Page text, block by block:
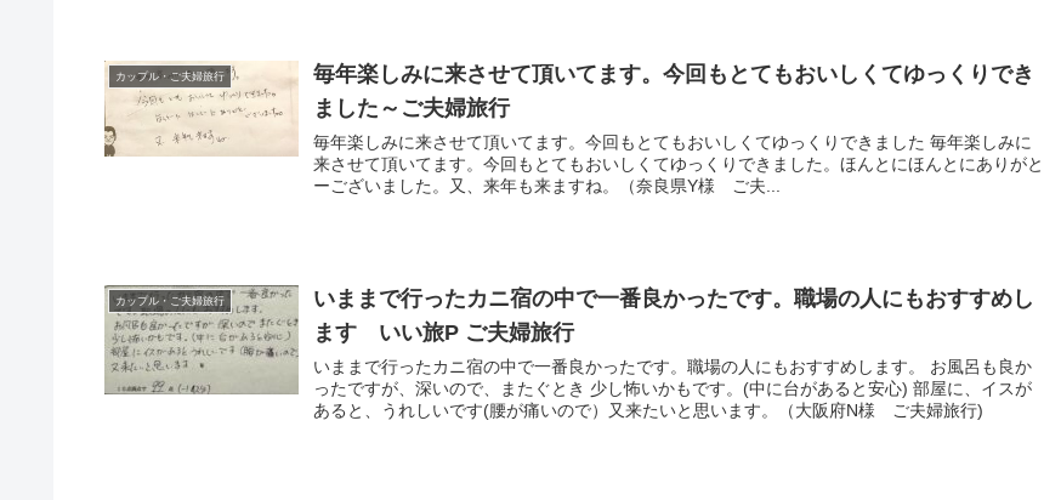
カップル・ご夫婦旅行
毎年楽しみに来させて頂いてます。今回もとてもおいしくてゆっくりでき
ました～ご夫婦旅行
毎年楽しみに来させて頂いてます。今回もとてもおいしくてゆっくりできました 毎年楽しみに
来させて頂いてます。今回もとてもおいしくてゆっくりできました。ほんとにほんとにありがと
ーございました。又、来年も来ますね。（奈良県Y様 ご夫...
カップル・ご夫婦旅行
いままで行ったカニ宿の中で一番良かったです。職場の人にもおすすめし
ます いい旅P ご夫婦旅行
いままで行ったカニ宿の中で一番良かったです。職場の人にもおすすめします。 お風呂も良か
ったですが、深いので、またぐとき 少し怖いかもです。(中に台があると安心) 部屋に、イスが
あると、うれしいです(腰が痛いので）又来たいと思います。（大阪府N様 ご夫婦旅行)